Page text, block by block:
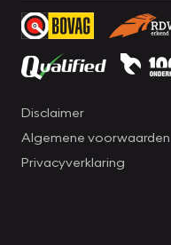
Disclaimer
Algemene voorwaarden
Privacyverklaring